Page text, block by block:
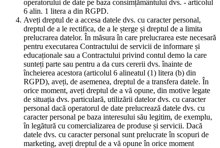
operatorului de date pe baza consimțământului dvs. - articolul
6 alin. 1 litera a din RGPD.
Aveți dreptul de a accesa datele dvs. cu caracter personal,
dreptul de a le rectifica, de a le șterge și dreptul de a limita
prelucrarea datelor. În măsura în care prelucrarea este necesară
pentru executarea Contractului de servicii de informare și
educaționale sau a Contractului privind contul demo la care
sunteți parte sau pentru a da curs cererii dvs. înainte de
încheierea acestora (articolul 6 alineatul (1) litera (b) din
RGPD), aveți, de asemenea, dreptul de a transfera datele. În
orice moment, aveți dreptul de a vă opune, din motive legate
de situația dvs. particulară, utilizării datelor dvs. cu caracter
personal dacă operatorul de date prelucrează datele dvs. cu
caracter personal pe baza interesului său legitim, de exemplu,
în legătură cu comercializarea de produse și servicii. Dacă
datele dvs. cu caracter personal sunt prelucrate în scopuri de
marketing, aveți dreptul de a vă opune în orice moment